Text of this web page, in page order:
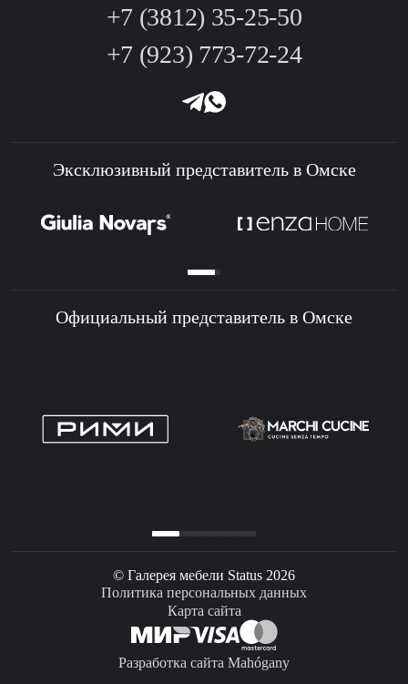
+7 (3812) 35-25-50
+7 (923) 773-72-24
Эксклюзивный представитель в Омске
Официальный представитель в Омске
© Галерея мебели Status 2026
Политика персональных данных
Карта сайта
Разработка сайта Mahógany